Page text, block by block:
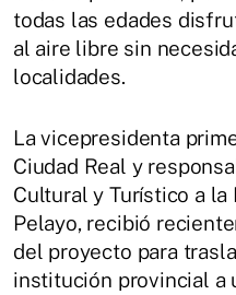
todas las edades
al aire libre sin
localidades.
La vicepresidenta
Ciudad Real y
Cultural y Turístico a la
Pelayo, recibió
del proyecto para
institución provincial a